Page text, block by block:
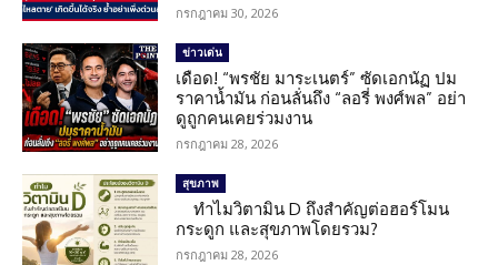
กรกฎาคม 30, 2026
ข่าวเด่น
เดือด! “พรชัย มาระเนตร์” ซัดเอกนัฏ ปม
ราคาน้ำมัน ก่อนลั่นถึง “ลอรี่ พงศ์พล” อย่า
ดูถูกคนเคยร่วมงาน
กรกฎาคม 28, 2026
สุขภาพ
ทำไมวิตามิน D ถึงสำคัญต่อฮอร์โมน
กระดูก และสุขภาพโดยรวม?
กรกฎาคม 28, 2026